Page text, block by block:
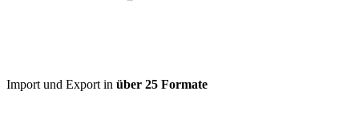
Import und Export in über 25 Formate